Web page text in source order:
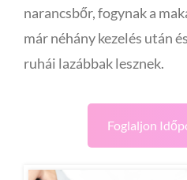
narancsbőr, fogynak a
már néhány kezelés után
ruhái lazábbak lesznek.
Foglaljon